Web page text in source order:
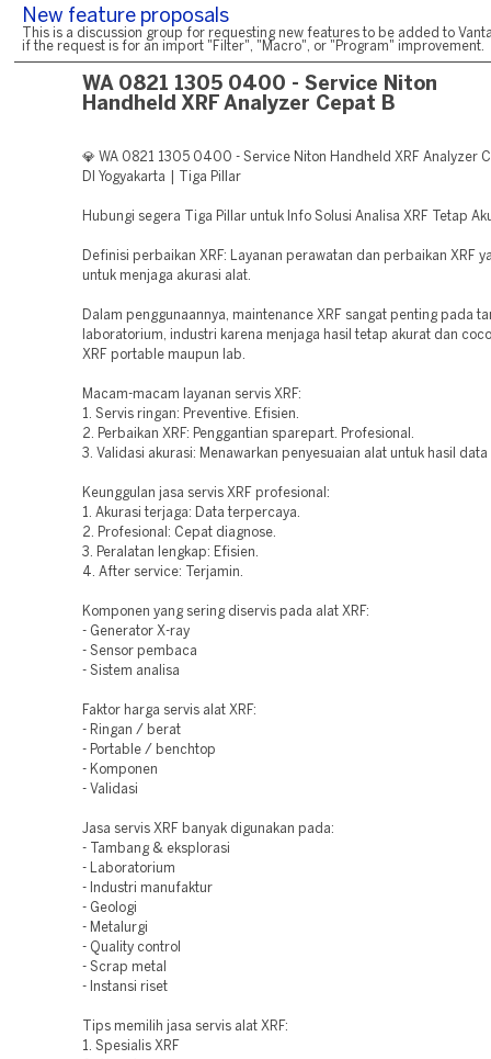
New feature proposals
This is a discussion group for requesting new features to be added to
if the request is for an import "Filter", "Macro", or "Program" improvement.
WA 0821 1305 0400 - Service Niton
Handheld XRF Analyzer Cepat B
💎 WA 0821 1305 0400 - Service Niton Handheld XRF Analyzer
DI Yogyakarta | Tiga Pillar
Hubungi segera Tiga Pillar untuk Info Solusi Analisa XRF Tetap
Definisi perbaikan XRF: Layanan perawatan dan perbaikan XRF
untuk menjaga akurasi alat.
Dalam penggunaannya, maintenance XRF sangat penting pada
laboratorium, industri karena menjaga hasil tetap akurat dan
XRF portable maupun lab.
Macam-macam layanan servis XRF:
1. Servis ringan: Preventive. Efisien.
2. Perbaikan XRF: Penggantian sparepart. Profesional.
3. Validasi akurasi: Menawarkan penyesuaian alat untuk hasil
Keunggulan jasa servis XRF profesional:
1. Akurasi terjaga: Data terpercaya.
2. Profesional: Cepat diagnose.
3. Peralatan lengkap: Efisien.
4. After service: Terjamin.
Komponen yang sering diservis pada alat XRF:
- Generator X-ray
- Sensor pembaca
- Sistem analisa
Faktor harga servis alat XRF:
- Ringan / berat
- Portable / benchtop
- Komponen
- Validasi
Jasa servis XRF banyak digunakan pada:
- Tambang & eksplorasi
- Laboratorium
- Industri manufaktur
- Geologi
- Metalurgi
- Quality control
- Scrap metal
- Instansi riset
Tips memilih jasa servis alat XRF:
1. Spesialis XRF